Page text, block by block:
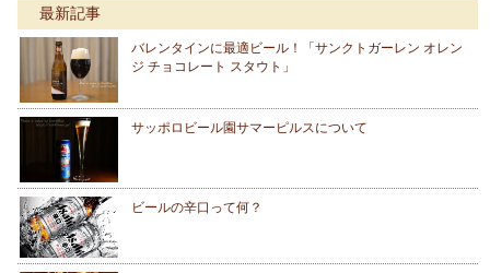
最新記事
バレンタインに最適ビール！「サンクトガーレン オレン
ジ チョコレート スタウト」
サッポロビール園サマーピルスについて
ビールの辛口って何？